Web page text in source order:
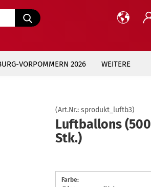
Suche...
VORPOMMERN 2026 WEITERE
(Art.Nr.: sprodukt_luftb3)
Luftballons (500
Stk.)
Farbe: